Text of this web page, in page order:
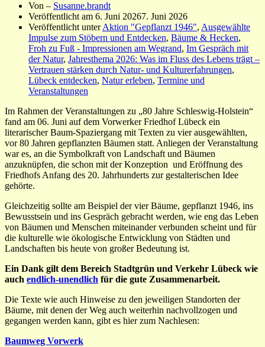
Von – Susanne.brandt
Veröffentlicht am 6. Juni 20267. Juni 2026
Veröffentlicht unterAktion "Gepflanzt 1946", Ausgewählte
Impulse zum Stöbern und Entdecken, Bäume & Hecken,
Froh zu Fuß - Impressionen am Wegrand, Im Gespräch mit
der Natur, Jahresthema 2026: Was im Fluss des Lebens trägt –
Vertrauen stärken durch Natur- und Kulturerfahrungen,
Lübeck entdecken, Natur erleben, Termine und
Veranstaltungen
Im Rahmen der Veranstaltungen zu „80 Jahre Schleswig-Holstein“
fand am 06. Juni auf dem Vorwerker Friedhof Lübeck ein
literarischer Baum-Spaziergang mit Texten zu vier ausgewählten,
vor 80 Jahren gepflanzten Bäumen statt. Anliegen der Veranstaltung
war es, an die Symbolkraft von Landschaft und Bäumen
anzuknüpfen, die schon mit der Konzeption und Eröffnung des
Friedhofs Anfang des 20. Jahrhunderts zur gestalterischen Idee
gehörte.
Gleichzeitig sollte am Beispiel der vier Bäume, gepflanzt 1946, ins
Bewusstsein und ins Gespräch gebracht werden, wie eng das Leben
von Bäumen und Menschen miteinander verbunden scheint und für
die kulturelle wie ökologische Entwicklung von Städten und
Landschaften bis heute von großer Bedeutung ist.
Ein Dank gilt dem Bereich Stadtgrün und Verkehr Lübeck wie
auch endlich-unendlich für die gute Zusammenarbeit.
Die Texte wie auch Hinweise zu den jeweiligen Standorten der
Bäume, mit denen der Weg auch weiterhin nachvollzogen und
gegangen werden kann, gibt es hier zum Nachlesen:
Baumweg Vorwerk